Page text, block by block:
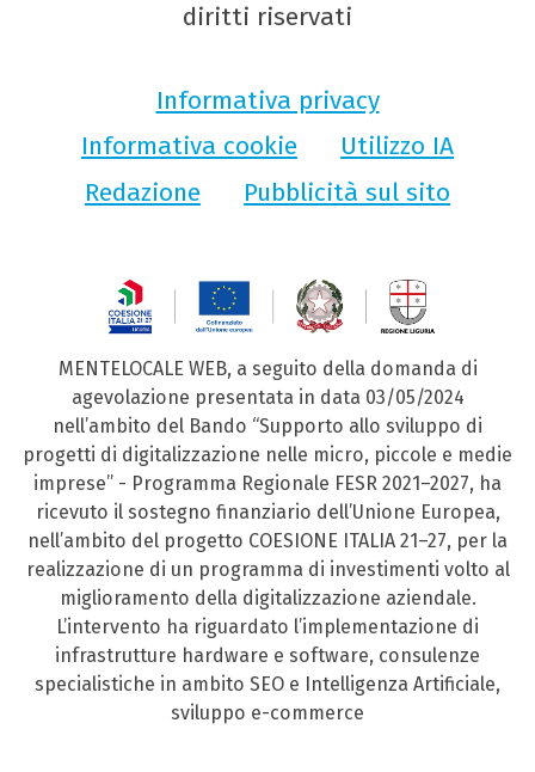
diritti riservati
Informativa privacy
Informativa cookie
Utilizzo IA
Redazione
Pubblicità sul sito
MENTELOCALE WEB, a seguito della domanda di
agevolazione presentata in data 03/05/2024
nell’ambito del Bando “Supporto allo sviluppo di
progetti di digitalizzazione nelle micro, piccole e medie
imprese” - Programma Regionale FESR 2021–2027, ha
ricevuto il sostegno finanziario dell’Unione Europea,
nell’ambito del progetto COESIONE ITALIA 21–27, per la
realizzazione di un programma di investimenti volto al
miglioramento della digitalizzazione aziendale.
L’intervento ha riguardato l’implementazione di
infrastrutture hardware e software, consulenze
specialistiche in ambito SEO e Intelligenza Artificiale,
sviluppo e-commerce